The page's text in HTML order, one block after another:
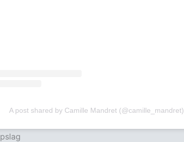
A post shared by Camille Mandret (@camille_mandret)